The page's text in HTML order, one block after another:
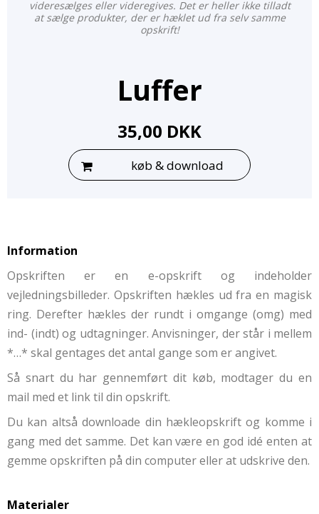
videresælges eller videregives. Det er heller ikke tilladt
at sælge produkter, der er hæklet ud fra selv samme
opskrift!
Luffer
35,00 DKK
køb & download
Information
Opskriften er en e-opskrift og indeholder
vejledningsbilleder. Opskriften hækles ud fra en magisk
ring. Derefter hækles der rundt i omgange (omg) med
ind- (indt) og udtagninger. Anvisninger, der står i mellem
*…* skal gentages det antal gange som er angivet.
Så snart du har gennemført dit køb, modtager du en
mail med et link til din opskrift.
Du kan altså downloade din hækleopskrift og komme i
gang med det samme. Det kan være en god idé enten at
gemme opskriften på din computer eller at udskrive den.
Materialer